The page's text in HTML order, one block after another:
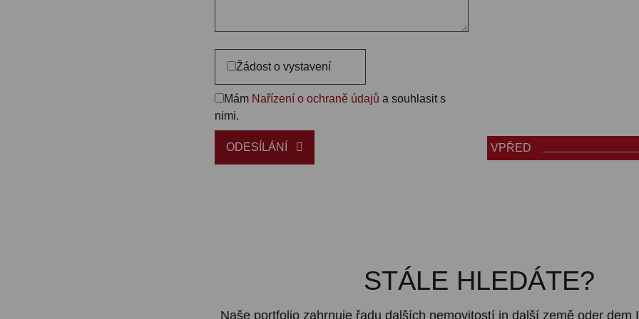
Žádost o vystavení
Mám Nařízení o ochraně údajů a souhlasit s
nimi.
ODESÍLÁNÍ VPŘED
STÁLE HLEDÁTE?
Naše portfolio zahrnuje řadu dalších nemovitostí in další země oder dem